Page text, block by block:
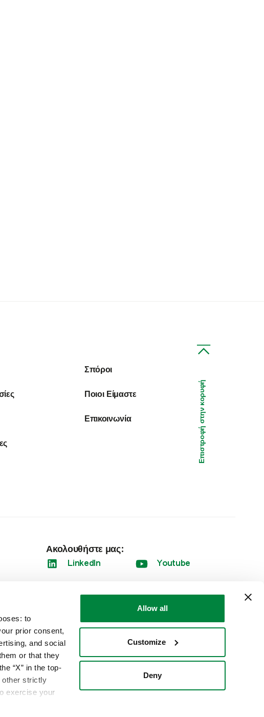
to
prior consent,
and social
or that they
“X” in the top-
other strictly
exercise your
Allow all
Customize
Deny
Σπόροι
Ποιοι Είμαστε
Επικοινωνία Επιστροφή στην κορυφή
Ακολουθήστε μας:
LinkedIn Youtube
Δεδομένα Όροι Χρήσης